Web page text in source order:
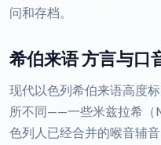
问和存档。
希伯来语 方言与口
现代以色列希伯来语高度
所不同——一些米兹拉希（
色列人已经合并的喉音辅